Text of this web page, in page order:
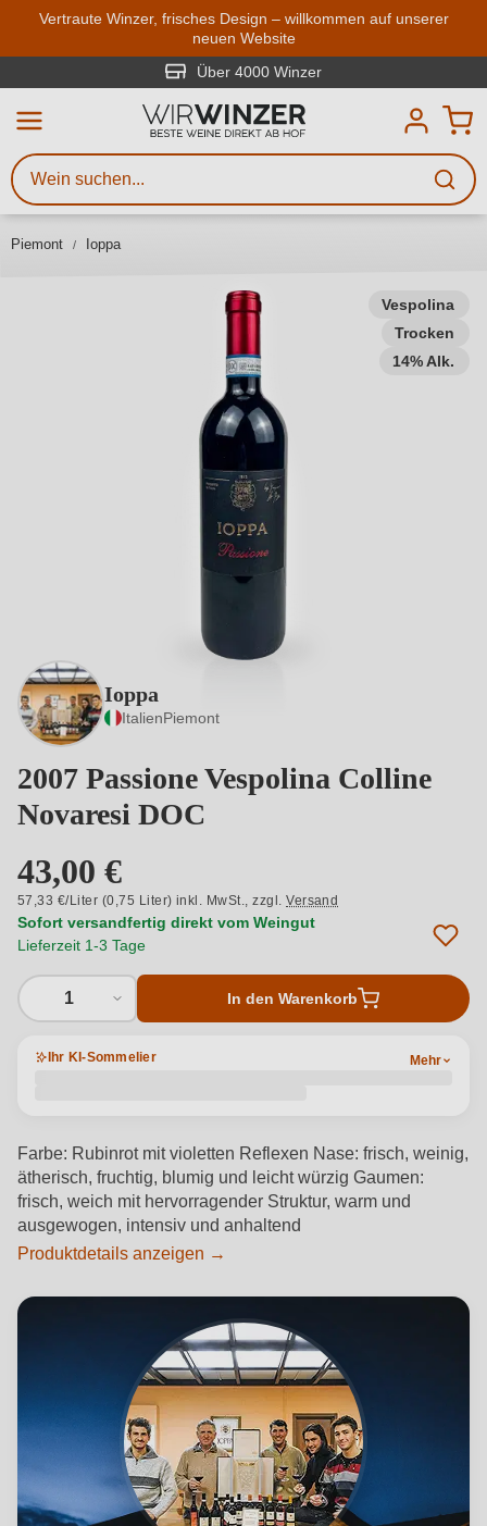
Zum Hauptinhalt springen
Vertraute Winzer, frisches Design – willkommen auf unserer
neuen Website
Über 4000 Winzer
Piemont Ioppa
Vespolina
Trocken
14% Alk.
Ioppa
ItalienPiemont
2007 Passione Vespolina Colline
Novaresi DOC
43,00 €
57,33 €/Liter (0,75 Liter) inkl. MwSt.,zzgl.Versand
Sofort versandfertig direkt vom Weingut
Lieferzeit 1-3 Tage
1 In den Warenkorb
Ihr KI-Sommelier Mehr
Farbe: Rubinrot mit violetten Reflexen Nase: frisch, weinig,
ätherisch, fruchtig, blumig und leicht würzig Gaumen:
frisch, weich mit hervorragender Struktur, warm und
ausgewogen, intensiv und anhaltend
Produktdetails anzeigen →
Weinsuche
Mindestens 3 Zeichen eingeben
Beschreiben Sie, welchen Wein
Sie suchen – ob nach Geschmack,